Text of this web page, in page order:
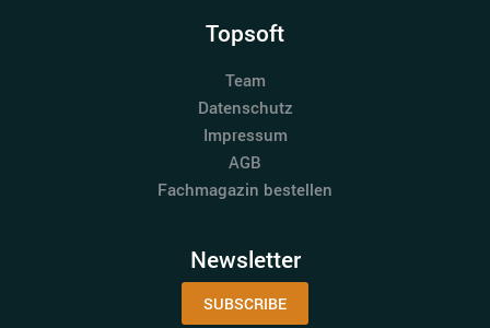
Topsoft
Team
Datenschutz
Impressum
AGB
Fachmagazin bestellen
Newsletter
SUBSCRIBE